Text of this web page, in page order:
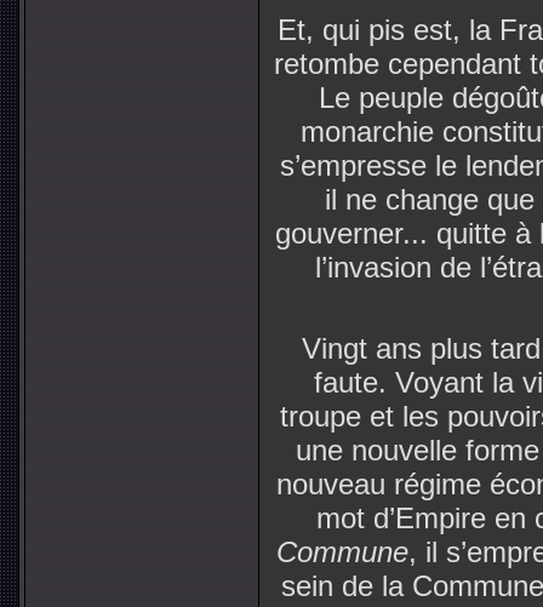
Et, qui pis est, la
retombe cependant
Le peuple
monarchie
s’empresse le
il ne change
gouverner... quitte à
l’invasion de
Vingt ans plus
faute. Voyant la
troupe et les
une nouvelle
nouveau régime
mot d’Empire en
Commune, il
sein de la